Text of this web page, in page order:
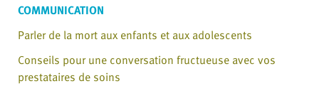
COMMUNICATION
Parler de la mort aux enfants et aux adolescents
Conseils pour une conversation fructueuse avec vos
prestataires de soins